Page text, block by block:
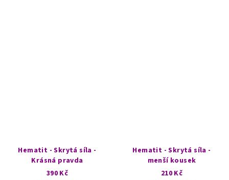
Hematit - Skrytá síla -
Krásná pravda
390 Kč
Hematit - Skrytá síla -
menší kousek
210 Kč